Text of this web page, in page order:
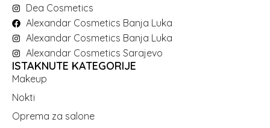
Dea Cosmetics
Alexandar Cosmetics Banja Luka
Alexandar Cosmetics Banja Luka
Alexandar Cosmetics Sarajevo
ISTAKNUTE KATEGORIJE
Makeup
Nokti
Oprema za salone